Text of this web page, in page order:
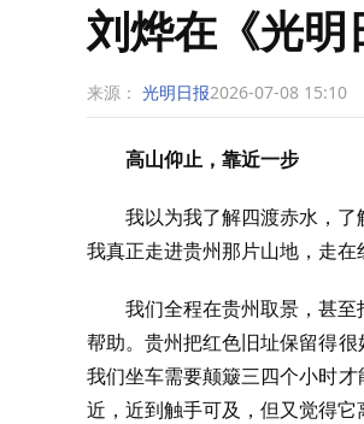
刘烨在《光
来源： 光明日报2026-07-08 15:10
高山仰止，靠近一步
我以为我了解四渡赤水，
我真正走进贵州那片山地，走在
我们全程在贵州取景，甚
帮助。贵州把红色旧址保留得
我们坐车需要颠簸三四个小时
近，近到触手可及，但又觉得它